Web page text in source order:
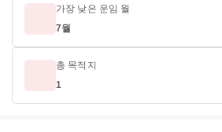
가장 낮은 운임 월
7월
총 목적지
1